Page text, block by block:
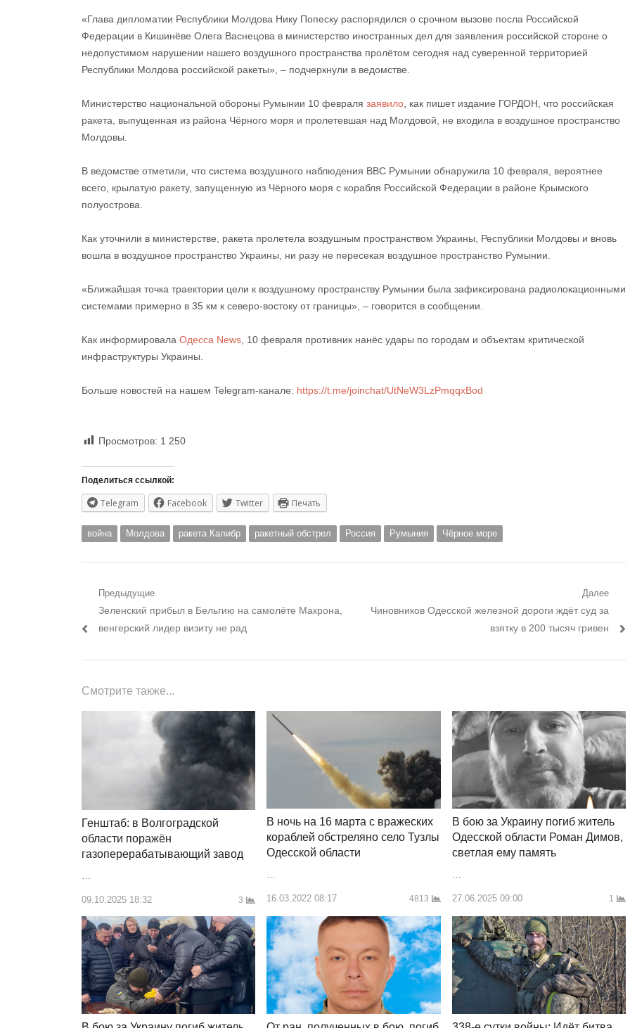
«Глава дипломатии Республики Молдова Нику Попеску распорядился о срочном вызове посла Российской
Федерации в Кишинёве Олега Васнецова в министерство иностранных дел для заявления российской стороне о
недопустимом нарушении нашего воздушного пространства пролётом сегодня над суверенной территорией
Республики Молдова российской ракеты», – подчеркнули в ведомстве.
Министерство национальной обороны Румынии 10 февраля заявило , как пишет издание ГОРДОН, что российская
ракета, выпущенная из района Чёрного моря и пролетевшая над Молдовой, не входила в воздушное пространство
Молдовы.
В ведомстве отметили, что система воздушного наблюдения ВВС Румынии обнаружила 10 февраля, вероятнее
всего, крылатую ракету, запущенную из Чёрного моря с корабля Российской Федерации в районе Крымского
полуострова.
Как уточнили в министерстве, ракета пролетела воздушным пространством Украины, Республики Молдовы и вновь
вошла в воздушное пространство Украины, ни разу не пересекая воздушное пространство Румынии.
«Ближайшая точка траектории цели к воздушному пространству Румынии была зафиксирована радиолокационными
системами примерно в 35 км к северо-востоку от границы», – говорится в сообщении.
Как информировала Одесса News , 10 февраля противник нанёс удары по городам и объектам критической
инфраструктуры Украины.
Больше новостей на нашем Telegram-канале: https://t.me/joinchat/UtNeW3LzPmqqxBod
Просмотров: 1 250
Поделиться ссылкой:
Telegram Facebook Twitter Печать
война Молдова ракета Калибр ракетный обстрел Россия Румыния Чёрное море
Навигация
по
Предыдущие
Предыдущий
пост:
Зеленский прибыл в Бельгию на самолёте Макрона,
венгерский лидер визиту не рад
Далее
Следующий
Чиновников Одесской железной дороги ждёт суд за
взятку в 200 тысяч гривен
Смотрите также...
Генштаб: в Волгоградской
области поражён
газоперерабатывающий завод
…
09.10.2025 18:32 3
В ночь на 16 марта с вражеских
кораблей обстреляно село Тузлы
Одесской области
16.03.2022 08:17 4813
В бою за Украину погиб житель
Одесской области Роман Димов,
светлая ему память
27.06.2025 09:00 1